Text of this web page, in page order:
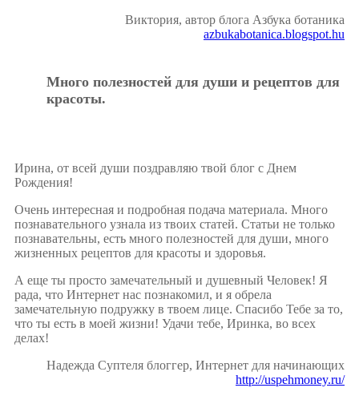
Виктория, автор блога Азбука ботаника
azbukabotanica.blogspot.hu
Много полезностей для души и рецептов для
красоты.
Ирина, от всей души поздравляю твой блог с Днем
Рождения!
Очень интересная и подробная подача материала. Много
познавательного узнала из твоих статей. Статьи не только
познавательны, есть много полезностей для души, много
жизненных рецептов для красоты и здоровья.
А еще ты просто замечательный и душевный Человек! Я
рада, что Интернет нас познакомил, и я обрела
замечательную подружку в твоем лице. Спасибо Тебе за то,
что ты есть в моей жизни! Удачи тебе, Иринка, во всех
делах!
Надежда Суптеля блоггер, Интернет для начинающих
http://uspehmoney.ru/